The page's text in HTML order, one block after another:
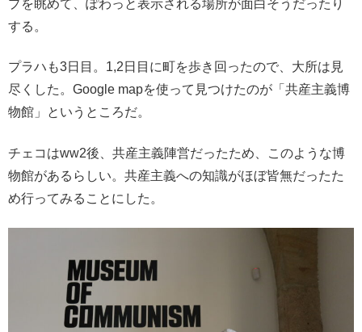
プを眺めて、ぽわっと表示される場所が面白そうだったり
する。
プラハも3日目。1,2日目に町を歩き回ったので、大所は見
尽くした。Google mapを使って見つけたのが「共産主義博
物館」というところだ。
チェコはww2後、共産主義陣営だったため、このような博
物館があるらしい。共産主義への知識がほぼ皆無だったた
め行ってみることにした。